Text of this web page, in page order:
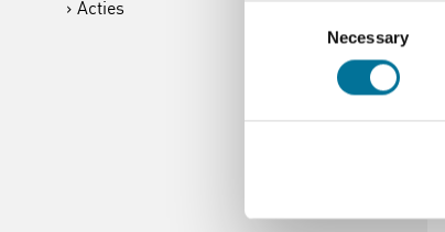
Necessary
Acties